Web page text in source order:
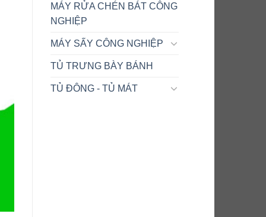
MÁY RỬA CHÉN BÁT CÔNG
NGHIỆP
MÁY SẤY CÔNG NGHIỆP
TỦ TRƯNG BÀY BÁNH
TỦ ĐÔNG - TỦ MÁT